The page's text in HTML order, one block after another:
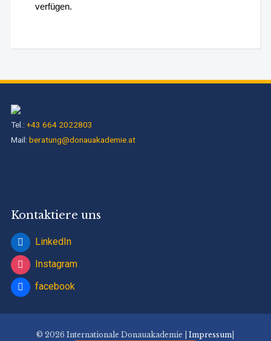
verfügen.
Tel.: +43 664 2022803
Mail: beratung@donauakademie.at
Kontaktiere uns
LinkedIn
Instagram
facebook
© 2026 Internationale Donauakademie |Impressum